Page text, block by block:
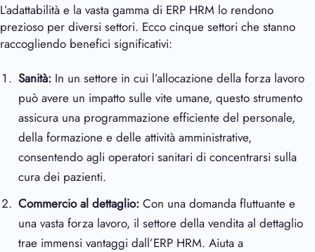
L’adattabilità e la vasta gamma di ERP HRM lo rendono
prezioso per diversi settori. Ecco cinque settori che stanno
raccogliendo benefici significativi:
Sanità: In un settore in cui l’allocazione della forza lavoro
può avere un impatto sulle vite umane, questo strumento
assicura una programmazione efficiente del personale,
della formazione e delle attività amministrative,
consentendo agli operatori sanitari di concentrarsi sulla
cura dei pazienti.
Commercio al dettaglio: Con una domanda fluttuante e
una vasta forza lavoro, il settore della vendita al dettaglio
trae immensi vantaggi dall’ERP HRM. Aiuta a